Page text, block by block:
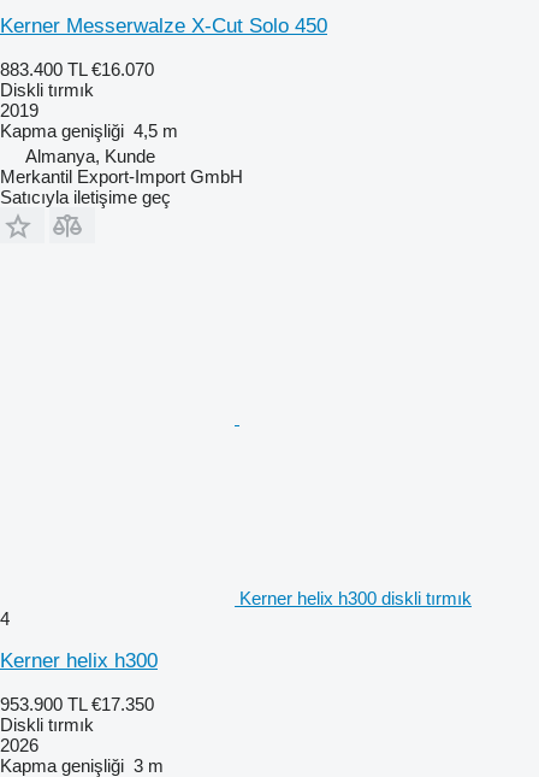
Kerner Messerwalze X-Cut Solo 450
883.400 TL €16.070
Diskli tırmık
2019
Kapma genişliği 4,5 m
Almanya, Kunde
Merkantil Export-Import GmbH
Satıcıyla iletişime geç
Kerner helix h300 diskli tırmık
4
Kerner helix h300
953.900 TL €17.350
Diskli tırmık
2026
Kapma genişliği 3 m